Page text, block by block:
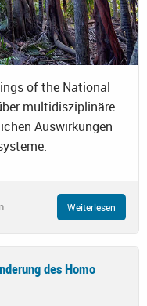
of the National
multidisziplinäre
Auswirkungen
Weiterlesen
des Homo